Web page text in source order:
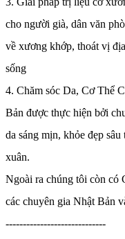
cho người già, dân văn
về xương khớp, thoát vị
sống
4. Chăm sóc Da, Cơ Thể
Bản được thực hiện bởi
da sáng mịn, khỏe đẹp
xuân.
Ngoài ra chúng tôi còn có
các chuyên gia Nhật Bản
-----------------------------